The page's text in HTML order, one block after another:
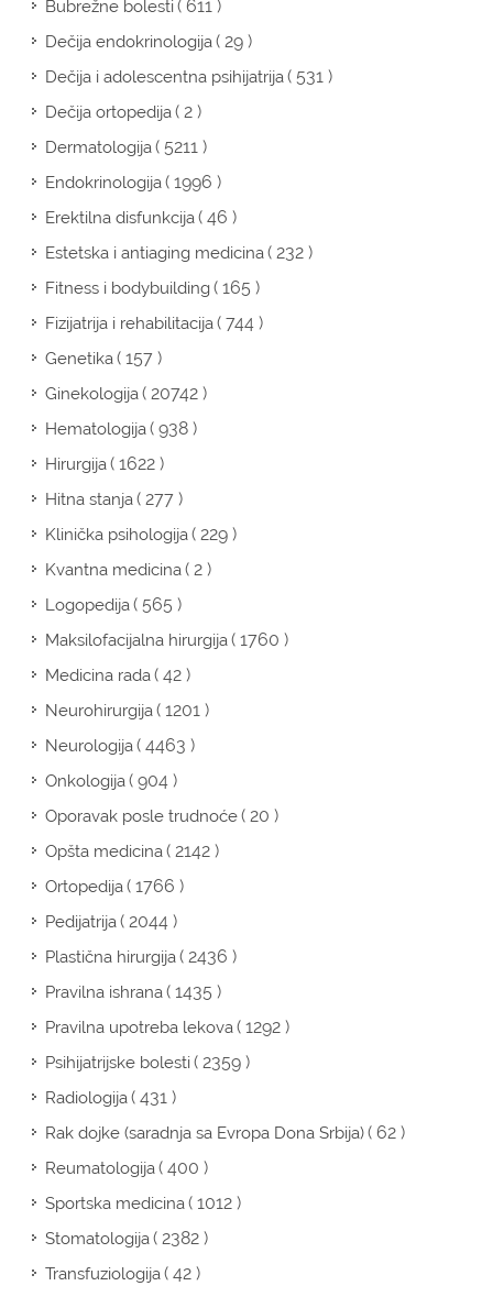
Bubrežne bolesti( 611 )
Dečija endokrinologija( 29 )
Dečija i adolescentna psihijatrija( 531 )
Dečija ortopedija( 2 )
Dermatologija( 5211 )
Endokrinologija( 1996 )
Erektilna disfunkcija( 46 )
Estetska i antiaging medicina( 232 )
Fitness i bodybuilding( 165 )
Fizijatrija i rehabilitacija( 744 )
Genetika( 157 )
Ginekologija( 20742 )
Hematologija( 938 )
Hirurgija( 1622 )
Hitna stanja( 277 )
Klinička psihologija( 229 )
Kvantna medicina( 2 )
Logopedija( 565 )
Maksilofacijalna hirurgija( 1760 )
Medicina rada( 42 )
Neurohirurgija( 1201 )
Neurologija( 4463 )
Onkologija( 904 )
Oporavak posle trudnoće( 20 )
Opšta medicina( 2142 )
Ortopedija( 1766 )
Pedijatrija( 2044 )
Plastična hirurgija( 2436 )
Pravilna ishrana( 1435 )
Pravilna upotreba lekova( 1292 )
Psihijatrijske bolesti( 2359 )
Radiologija( 431 )
Rak dojke (saradnja sa Evropa Dona Srbija)( 62 )
Reumatologija( 400 )
Sportska medicina( 1012 )
Stomatologija( 2382 )
Transfuziologija( 42 )